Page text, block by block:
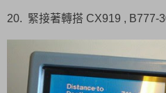
20. 緊接著轉搭 CX919 , B777-